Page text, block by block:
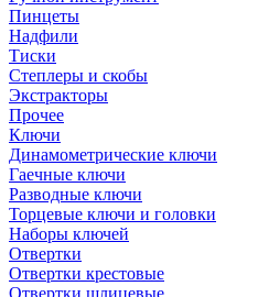
Пинцеты
Надфили
Тиски
Степлеры и скобы
Экстракторы
Прочее
Ключи
Динамометрические ключи
Гаечные ключи
Разводные ключи
Торцевые ключи и головки
Наборы ключей
Отвертки
Отвертки крестовые
Отвертки шлицевые